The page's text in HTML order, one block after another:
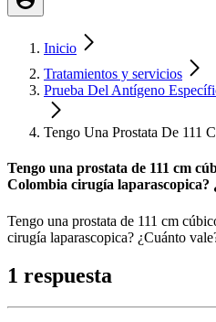
Inicio
Tratamientos y servicios
Prueba Del Antígeno
Tengo Una Prostata De 111
Tengo una prostata de 111 cm
Colombia cirugía laparascopica?
Tengo una prostata de 111 cm
cirugía laparascopica? ¿Cuánto
1 respuesta